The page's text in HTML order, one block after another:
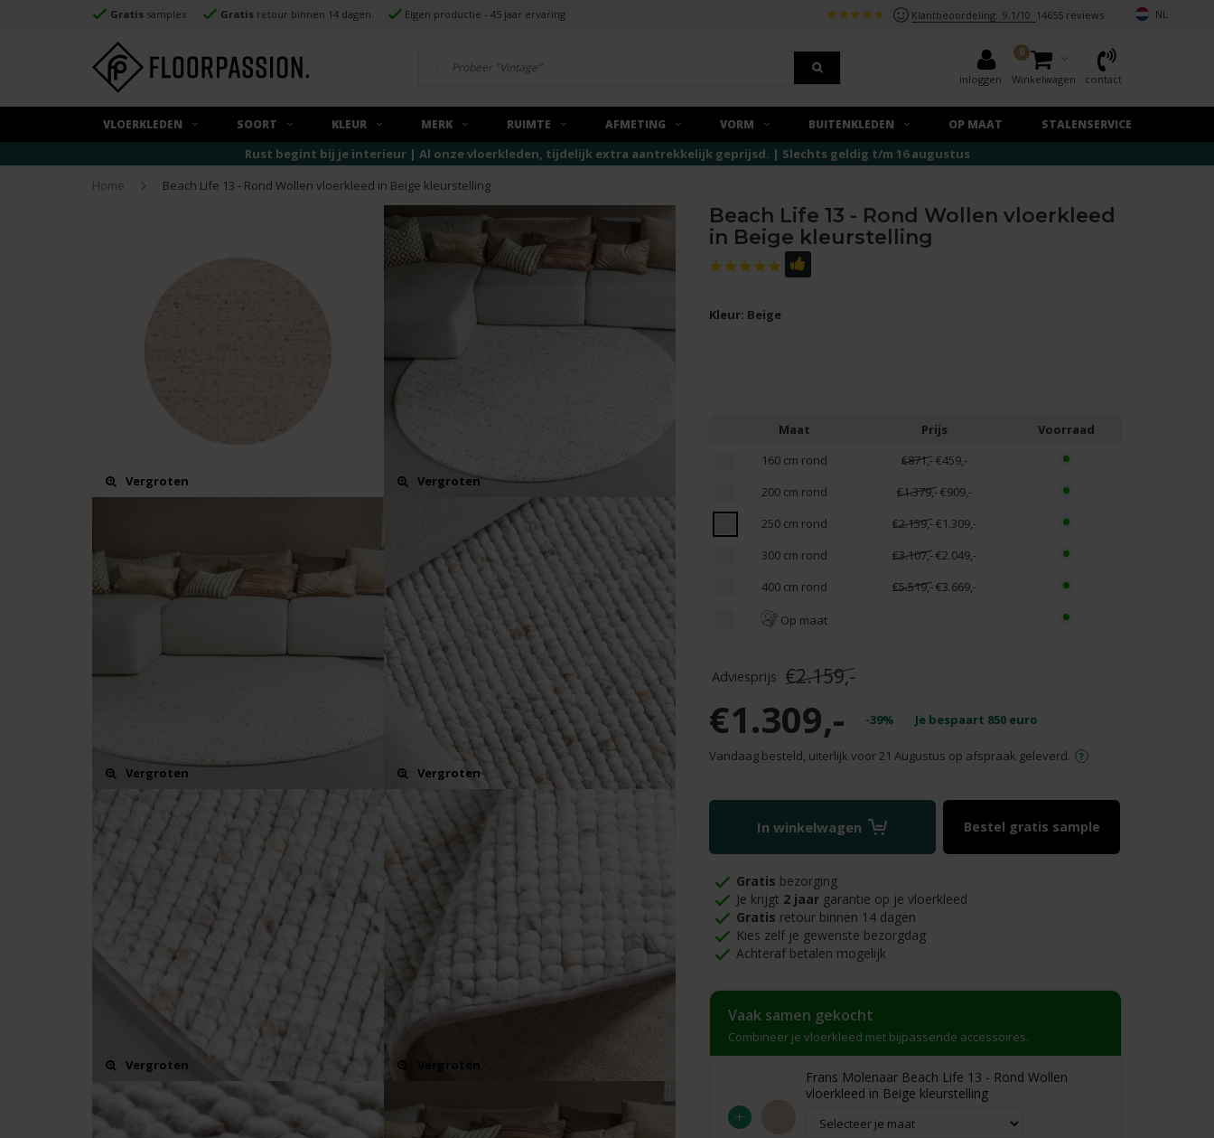
Gratis samples Gratis retour binnen 14 dagen. Eigen productie - 45 jaar ervaring Klantbeoordeling: 9,1/10 14655 reviews NL
inloggen
0
Winkelwagen contact
VLOERKLEDEN SOORT KLEUR MERK RUIMTE AFMETING VORM BUITENKLEDEN OP MAAT STALENSERVICE
Rust begint bij je interieur | Al onze vloerkleden, tijdelijk extra aantrekkelijk geprijsd. | Slechts geldig t/m 16 augustus
Home
Beach Life 13 - Rond Wollen vloerkleed in Beige kleurstelling
Vergroten Vergroten
Vergroten Vergroten
Vergroten Vergroten
Beach Life 13 - Rond Wollen vloerkleed
in Beige kleurstelling
Kleur: Beige
Maat Prijs
Voorraad
160 cm rond
€871,-€459,-
200 cm rond
€1.379,-€909,-
250 cm rond
€2.159,-€1.309,-
300 cm rond
€3.107,-€2.049,-
400 cm rond
€5.519,-€3.669,-
Op maat
€2.159,-
€1.309,- -39% Je bespaart 850euro
Vandaag besteld, uiterlijk voor 21 Augustus op afspraak geleverd.
In winkelwagen Bestel gratis sample
Gratis bezorging
Je krijgt 2 jaargarantie op je vloerkleed
Gratis retour binnen 14 dagen
Kies zelf je gewenste bezorgdag
Achteraf betalen mogelijk
Vaak samen gekocht
Combineer je vloerkleed met bijpassende accessoires.
+
Frans Molenaar Beach Life 13 - Rond Wollen
vloerkleed in Beige kleurstelling